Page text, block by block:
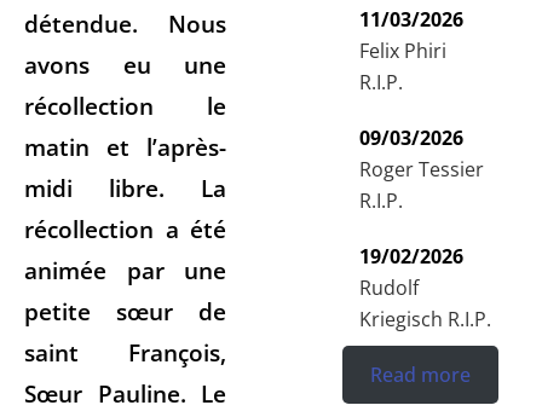
détendue. Nous
avons eu une
récollection le
matin et l’après-
midi libre. La
récollection a été
animée par une
petite sœur de
saint François,
Sœur Pauline. Le
11/03/2026
Felix Phiri
R.I.P.
09/03/2026
Roger Tessier
R.I.P.
19/02/2026
Rudolf
Kriegisch R.I.P.
Read more